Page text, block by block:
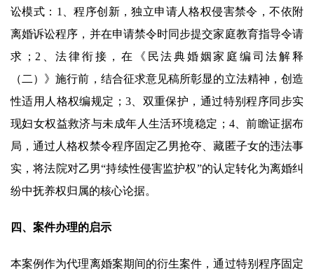
讼模式：1、程序创新，独立申请人格权侵害禁令，不依附
离婚诉讼程序，并在申请禁令时同步提交家庭教育指导令请
求；2、法律衔接，在《民法典婚姻家庭编司法解释
（二）》施行前，结合征求意见稿所彰显的立法精神，创造
性适用人格权编规定；3、双重保护，通过特别程序同步实
现妇女权益救济与未成年人生活环境稳定；4、前瞻证据布
局，通过人格权禁令程序固定乙男抢夺、藏匿子女的违法事
实，将法院对乙男“持续性侵害监护权”的认定转化为离婚纠
纷中抚养权归属的核心论据。
四、案件办理的启示
本案例作为代理离婚案期间的衍生案件，通过特别程序固定